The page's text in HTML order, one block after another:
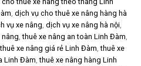
dịch vụ cho thuê xe nâng hàng hà
vụ xe nâng dịch vụ xe nâng hà nội
nâng ,thuê xe nâng an toàn Linh Đàm
thuê xe nâng giá rẻ Linh Đàm ,thuê xe
Linh Đàm ,thuê xe nâng hàng Linh